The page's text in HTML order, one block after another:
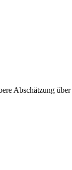
Abschätzung